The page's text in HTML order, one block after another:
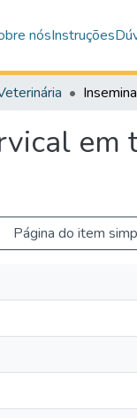
nósInstruções
em
Página do item